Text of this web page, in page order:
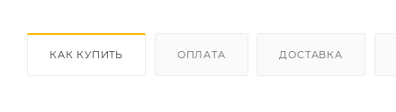
КАК КУПИТЬ ОПЛАТА ДОСТАВКА